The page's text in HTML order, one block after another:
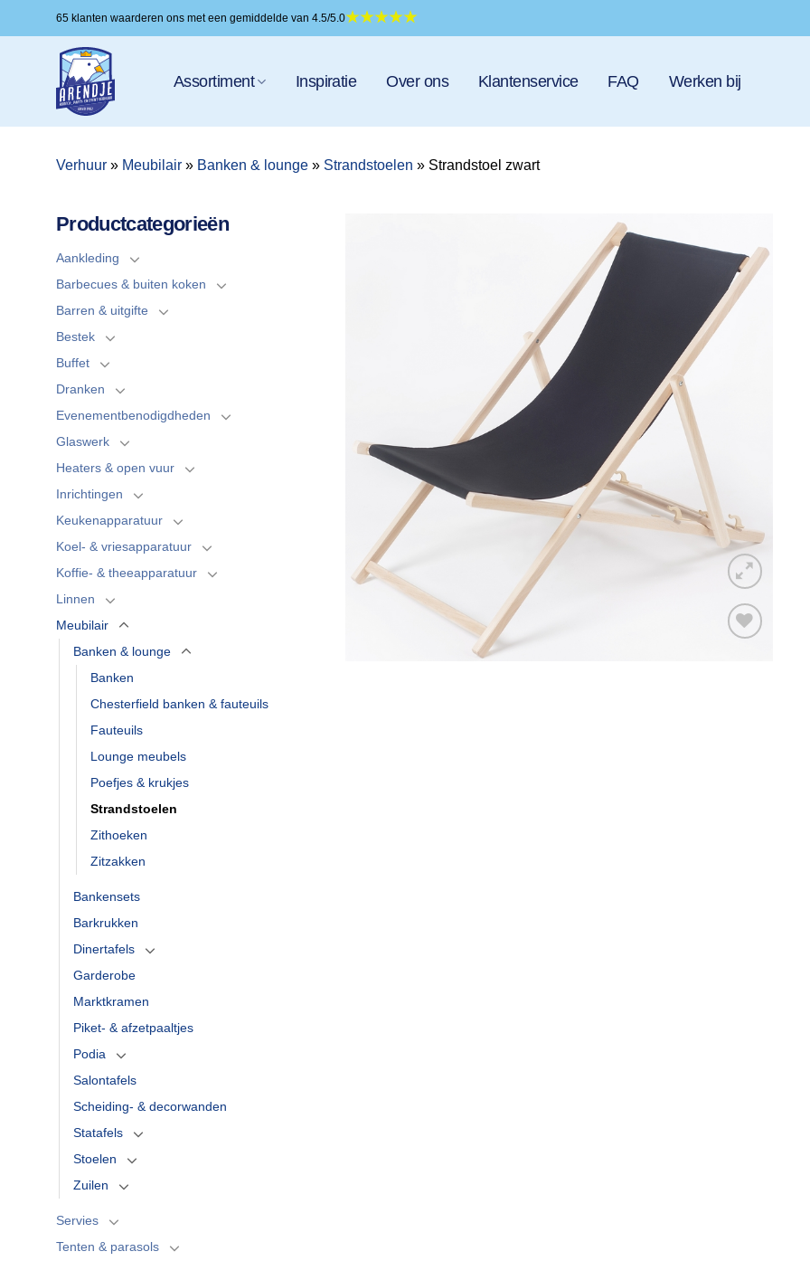
naar
65 klanten waarderen ons met een gemiddelde van 4.5/5.0
Assortiment Inspiratie Over ons Klantenservice FAQ Werken bij
Verhuur » Meubilair » Banken & lounge » Strandstoelen » Strandstoel zwart
Productcategorieën
Aankleding
Barbecues & buiten koken
Barren & uitgifte
Bestek
Buffet
Dranken
Evenementbenodigdheden
Glaswerk
Heaters & open vuur
Inrichtingen
Keukenapparatuur
Koel- & vriesapparatuur
Koffie- & theeapparatuur
Linnen
Meubilair
Banken & lounge
Banken
Chesterfield banken & fauteuils
Fauteuils
Lounge meubels
Poefjes & krukjes
Strandstoelen
Zithoeken
Zitzakken
Bankensets
Barkrukken
Dinertafels
Garderobe
Marktkramen
Piket- & afzetpaaltjes
Podia
Salontafels
Scheiding- & decorwanden
Statafels
Stoelen
Zuilen
Servies
Tenten & parasols